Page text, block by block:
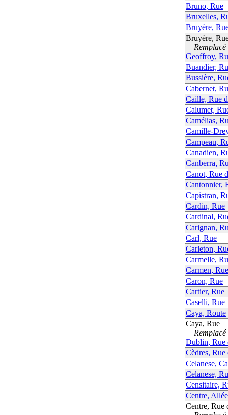
Bruno, Rue
Bruxelles,
Bruyère,
Bruyère,
Remplacé
Geoffroy,
Buandier,
Bussière,
Cabernet,
Caille, Rue
Calumet,
Camélias,
Camille-
Campeau,
Canadien,
Canberra,
Canot, Rue
Cantonnier,
Capistran,
Cardin, Rue
Cardinal,
Carignan,
Carl, Rue
Carleton,
Carmelle,
Carmen, Rue
Caron, Rue
Cartier, Rue
Caselli, Rue
Caya, Route
Caya, Rue
Remplacé
Dublin, Rue
Cèdres, Rue
Celanese,
Celanese,
Censitaire,
Centre,
Centre, Rue